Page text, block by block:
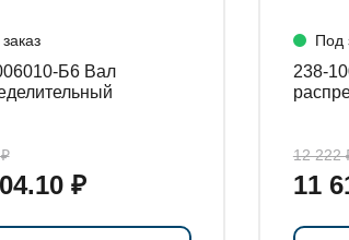
Б6 Вал
₽
Под
238-
12 222
11